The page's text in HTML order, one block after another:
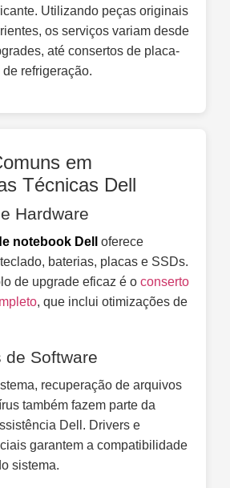
Utilizando peças originais
os serviços variam desde
até consertos de placa-
refrigeração.
em
Técnicas Dell
Hardware
notebook Dell
oferece
baterias, placas e SSDs.
de upgrade eficaz é o conserto
, que inclui otimizações de
de Software
recuperação de arquivos
também fazem parte da
Dell. Drivers e
garantem a compatibilidade
sistema.